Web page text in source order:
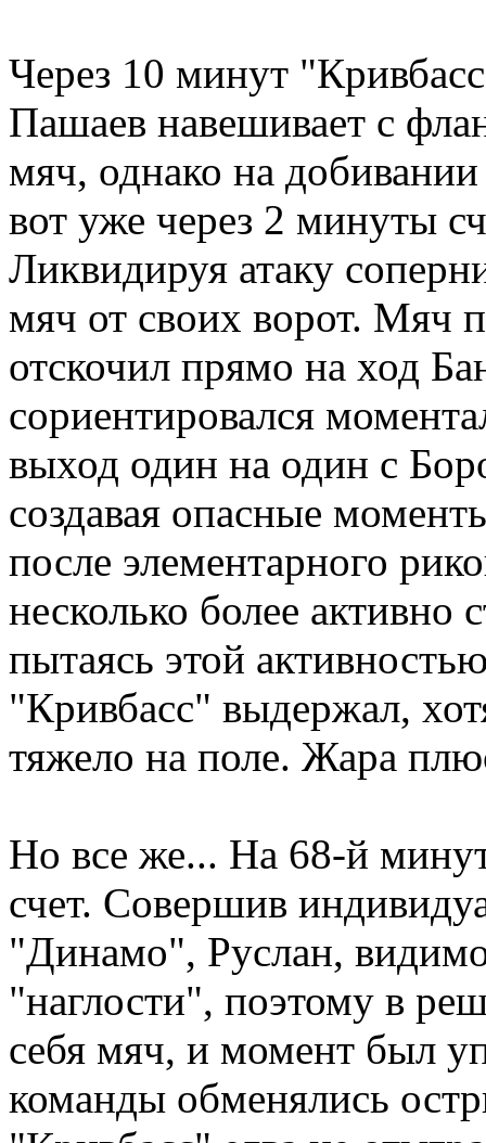
Через 10 минут
Пашаев навешивает с
мяч, однако на
вот уже через 2 минуты
Ликвидируя атаку
мяч от своих ворот. Мяч
отскочил прямо на ход
сориентировался
выход один на один с
создавая опасные
после элементарного
несколько более активно
пытаясь этой
"Кривбасс" выдержал,
тяжело на поле. Жара
Но все же... На 68-й
счет. Совершив
"Динамо", Руслан,
"наглости", поэтому в
себя мяч, и момент был
команды обменялись